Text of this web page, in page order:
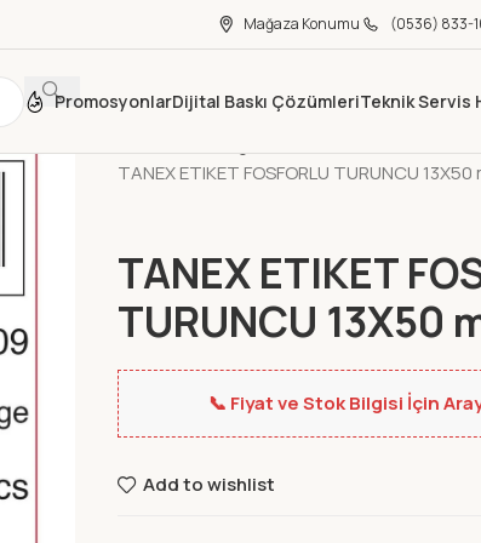
Mağaza Konumu (0536) 833-
PromosyonlarDijital Baskı ÇözümleriTeknik Servis
TANEX ETIKET FOSFORLU TURUNCU 13X50
TANEX ETIKET
TURUNCU 13X50
📞 Fiyat ve Stok Bilgisi İçin
Add to wishlist